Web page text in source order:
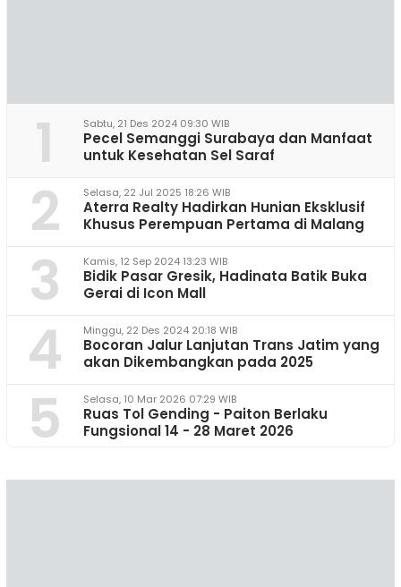
1 Sabtu, 21 Des 2024 09:30 WIB
Pecel Semanggi Surabaya dan Manfaat
untuk Kesehatan Sel Saraf
2 Selasa, 22 Jul 2025 18:26 WIB
Aterra Realty Hadirkan Hunian Eksklusif
Khusus Perempuan Pertama di Malang
3 Kamis, 12 Sep 2024 13:23 WIB
Bidik Pasar Gresik, Hadinata Batik Buka
Gerai di Icon Mall
4 Minggu, 22 Des 2024 20:18 WIB
Bocoran Jalur Lanjutan Trans Jatim yang
akan Dikembangkan pada 2025
5 Selasa, 10 Mar 2026 07:29 WIB
Ruas Tol Gending - Paiton Berlaku
Fungsional 14 - 28 Maret 2026